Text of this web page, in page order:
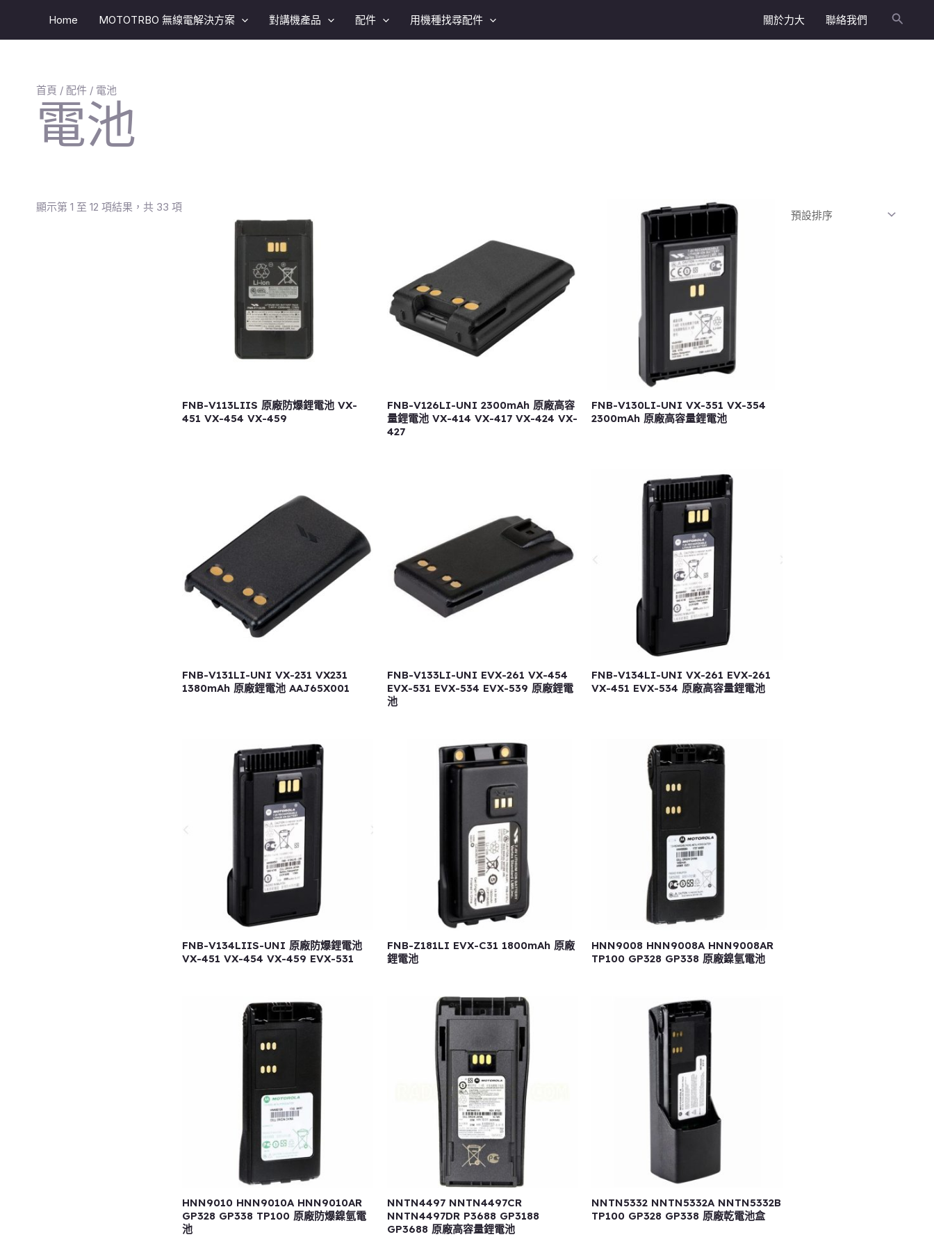
主
Home MOTOTRBO 無線電解決方案​ 對講機產品 配件 用機種找尋配件 關於力大 聯絡我們
搜
尋
首頁 / 配件 / 電池
電池
顯示第 1 至 12 項結果，共 33 項
FNB-V113LIIS 原廠防爆鋰電池 VX-
451 VX-454 VX-459
FNB-V126LI-UNI 2300mAh 原廠高容
量鋰電池 VX-414 VX-417 VX-424 VX-
427
FNB-V130LI-UNI VX-351 VX-354
2300mAh 原廠高容量鋰電池
FNB-V131LI-UNI VX-231 VX231
1380mAh 原廠鋰電池 AAJ65X001
FNB-V133LI-UNI EVX-261 VX-454
EVX-531 EVX-534 EVX-539 原廠鋰電
池
FNB-V134LI-UNI VX-261 EVX-261
VX-451 EVX-534 原廠高容量鋰電池
FNB-V134LIIS-UNI 原廠防爆鋰電池
VX-451 VX-454 VX-459 EVX-531
FNB-Z181LI EVX-C31 1800mAh 原廠
鋰電池
HNN9008 HNN9008A HNN9008AR
TP100 GP328 GP338 原廠鎳氫電池
HNN9010 HNN9010A HNN9010AR
GP328 GP338 TP100 原廠防爆鎳氫電
池
NNTN4497 NNTN4497CR
NNTN4497DR P3688 GP3188
GP3688 原廠高容量鋰電池
NNTN5332 NNTN5332A NNTN5332B
TP100 GP328 GP338 原廠乾電池盒